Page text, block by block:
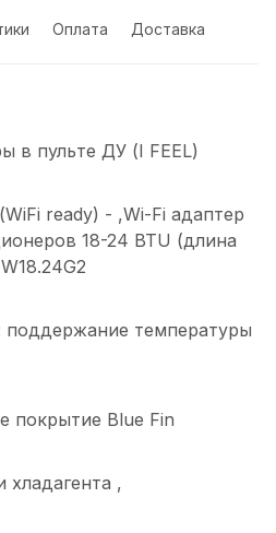
Оплата Доставка
в пульте ДУ (I FEEL)
ready) - ,Wi-Fi адаптер
18-24 BTU (длина
температуры
покрытие Blue Fin
,